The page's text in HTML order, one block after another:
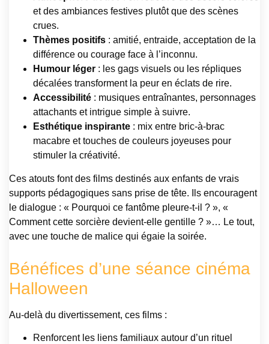
et des ambiances festives plutôt que des scènes
crues.
Thèmes positifs : amitié, entraide, acceptation de la
différence ou courage face à l’inconnu.
Humour léger : les gags visuels ou les répliques
décalées transforment la peur en éclats de rire.
Accessibilité : musiques entraînantes, personnages
attachants et intrigue simple à suivre.
Esthétique inspirante : mix entre bric-à-brac
macabre et touches de couleurs joyeuses pour
stimuler la créativité.
Ces atouts font des films destinés aux enfants de vrais
supports pédagogiques sans prise de tête. Ils encouragent
le dialogue : « Pourquoi ce fantôme pleure-t-il ? », «
Comment cette sorcière devient-elle gentille ? »… Le tout,
avec une touche de malice qui égaie la soirée.
Bénéfices d’une séance cinéma
Halloween
Au-delà du divertissement, ces films :
Renforcent les liens familiaux autour d’un rituel